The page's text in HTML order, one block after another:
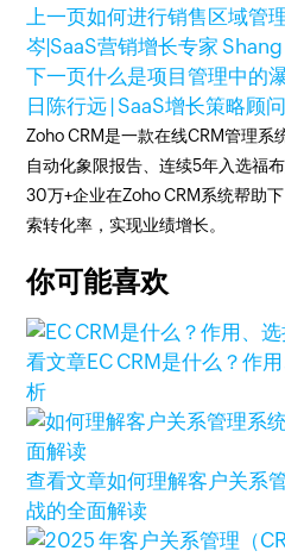
上一页如何进行销售区域管
岑|SaaS营销增长专家 Shang
下一页什么是项目管理中的
日 陈行远 | SaaS增长策略顾问
Zoho CRM是一款在线CRM管理系
自动化象限报告、连续5年入选福
30万+企业在Zoho CRM系统帮助
索转化率，实现业绩增长。
你可能喜欢
看文章EC CRM是什么？作
析
查看文章如何理解客户关系
战的全面解读